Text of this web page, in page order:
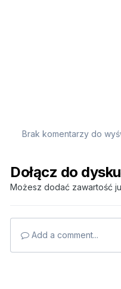
Brak komentarzy do
Dołącz do
Możesz dodać zawartość
Add a comment...